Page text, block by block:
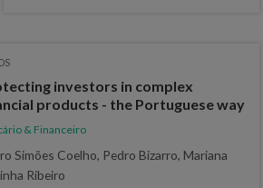
investors in complex
products - the Portuguese way
& Financeiro
Simões Coelho, Pedro Bizarro, Mariana
Ribeiro